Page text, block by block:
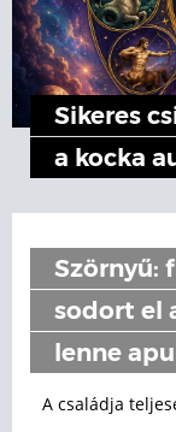
Sikeres
a kocka
Szörnyű:
sodort el
lenne
A családja